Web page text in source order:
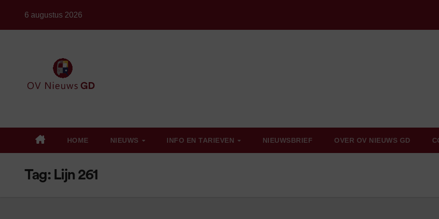
6 augustus 2026
HOME NIEUWS INFO EN TARIEVEN NIEUWSBRIEF OVER OV NIEUWS GD
Tag: Lijn 261